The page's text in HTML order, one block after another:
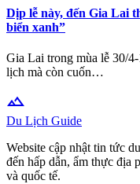
Dịp lễ này, đến Gia Lai
biển xanh”
Gia Lai trong mùa lễ 30/
lịch mà còn cuốn…
terrain
Du Lịch Guide
Website cập nhật tin tức
đến hấp dẫn, ẩm thực địa
và quốc tế.